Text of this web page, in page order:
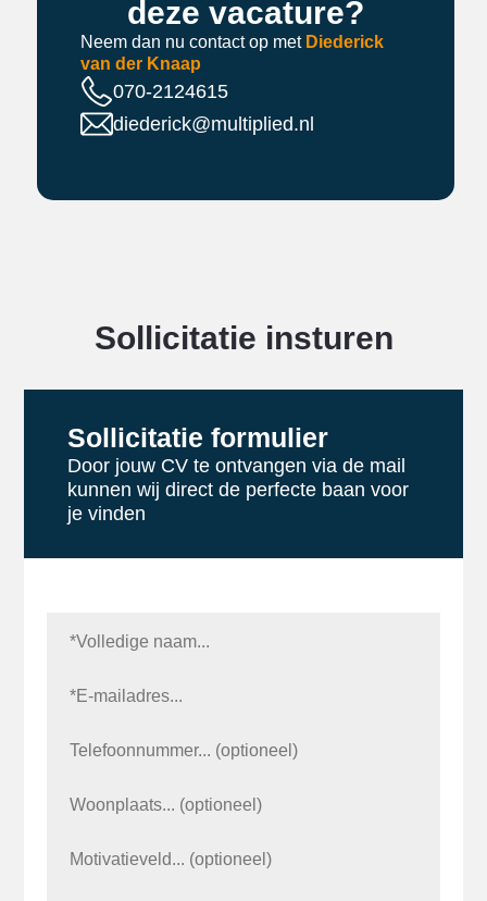
deze vacature?
Neem dan nu contact op met Diederick
van der Knaap
070-2124615
diederick@multiplied.nl
Sollicitatie insturen
Sollicitatie formulier
Door jouw CV te ontvangen via de mail
kunnen wij direct de perfecte baan voor
je vinden